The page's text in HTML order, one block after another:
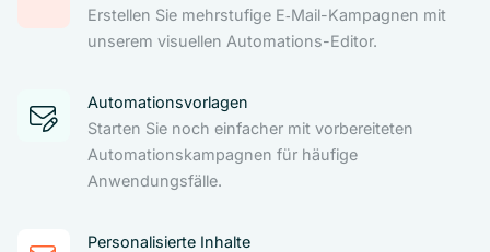
Erstellen Sie mehrstufige E‑Mail-Kampagnen mit
unserem visuellen Automations-Editor.
Automationsvorlagen
Starten Sie noch einfacher mit vorbereiteten
Automationskampagnen für häufige
Anwendungsfälle.
Personalisierte Inhalte